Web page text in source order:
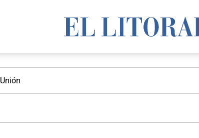
Unión